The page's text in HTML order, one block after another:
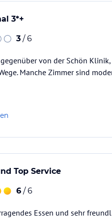
traditionellen bayerischen Stil.
saisonale und internationale
und originell ist sie - der ideale
ein Whirlpoolliegen, zwei
(gegen Gebühr) , Kaltwasserbecken,
3*+
3 / 6
von der Schön
Manche Zimmer sind
Top Service
6 / 6
Essen und sehr